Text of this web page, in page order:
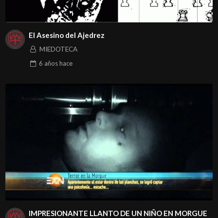
El Asesino del Ajedrez
MIEDOTECA
6 añoshace
IMPRESIONANTE LLANTO DE UN NIÑO EN MORGUE